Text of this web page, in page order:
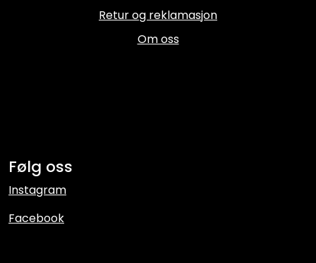
Retur og reklamasjon
Om oss
Følg oss
Instagram
Facebook